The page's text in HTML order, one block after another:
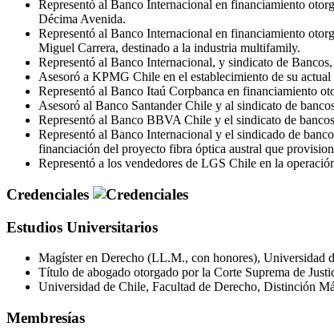
Representó al Banco Internacional en financiamiento
Décima Avenida.
Representó al Banco Internacional en financiamiento
Miguel Carrera, destinado a la industria multifamily.
Representó al Banco Internacional, y sindicato de
Asesoró a KPMG Chile en el establecimiento de su
Representó al Banco Itaú Corpbanca en financiamiento
Asesoró al Banco Santander Chile y al sindicato de
Representó al Banco BBVA Chile y el sindicato de
Representó al Banco Internacional y el sindicado de
financiación del proyecto fibra óptica austral que
Representó a los vendedores de LGS Chile en la
Credenciales
Estudios Universitarios
Magíster en Derecho (LL.M., con honores), Universidad
Título de abogado otorgado por la Corte Suprema de
Universidad de Chile, Facultad de Derecho, Distinción
Membresías